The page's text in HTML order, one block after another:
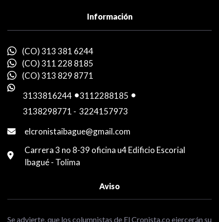
Información
(CO) 313 381 6244
(CO) 311 228 8185
(CO) 313 829 8771
3133816244 -3112288185 -
3138298771 - 3224157973
elcronistaibague@gmail.com
Carrera 3 no 8-39 oficina u4 Edificio Escorial
Ibagué - Tolima
Aviso
Se advierte, que los columnistas de El Cronista.co ejercerán su